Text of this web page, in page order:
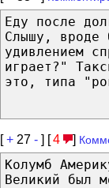
Еду после
Слышу, вроде
удивлением
играет?"
это, типа
[+ 27 - ] [4 ]
Колумб
Великий был